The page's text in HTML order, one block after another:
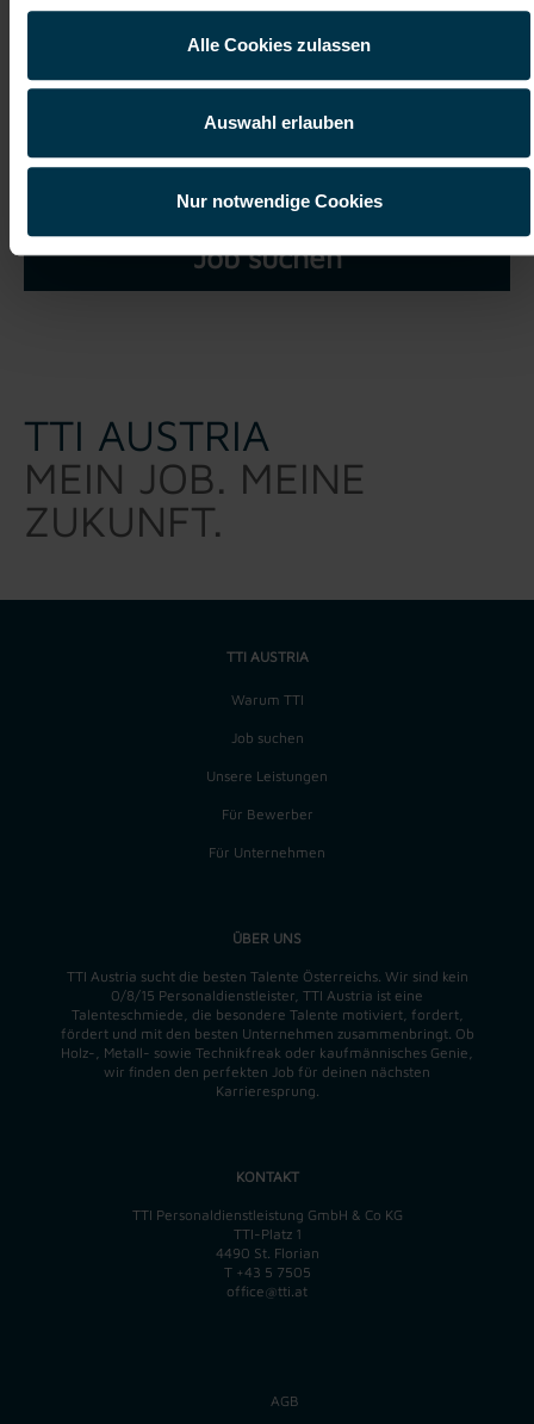
Alle Cookies zulassen
Auswahl erlauben
Nur notwendige Cookies
und willige ein, dass meine personenbezogenen Daten im
Rahmen meiner Initiativbewerbung für die Dauer von drei
Jahren verarbeitet werden dürfen.*
Job suchen
TTI AUSTRIA
MEIN JOB. MEINE
ZUKUNFT.
TTI AUSTRIA
Warum TTI
Job suchen
Unsere Leistungen
Für Bewerber
Für Unternehmen
ÜBER UNS
TTI Austria sucht die besten Talente Österreichs. Wir sind kein
0/8/15 Personaldienstleister, TTI Austria ist eine
Talenteschmiede, die besondere Talente motiviert, fordert,
fördert und mit den besten Unternehmen zusammenbringt. Ob
Holz-, Metall- sowie Technikfreak oder kaufmännisches Genie,
wir finden den perfekten Job für deinen nächsten
Karrieresprung.
KONTAKT
TTI Personaldienstleistung GmbH & Co KG
TTI-Platz 1
4490 St. Florian
T +43 5 7505
office@tti.at
AGB